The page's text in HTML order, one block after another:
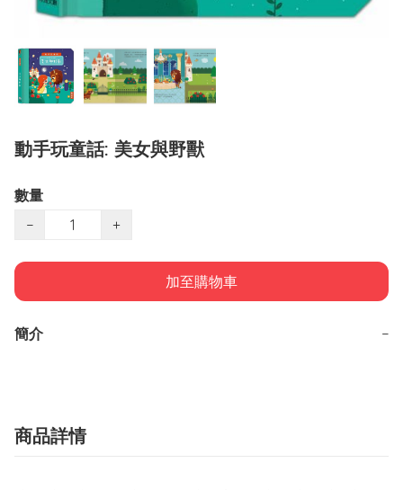
動手玩童話: 美女與野獸
數量
−
+
加至購物車
簡介 −
商品詳情